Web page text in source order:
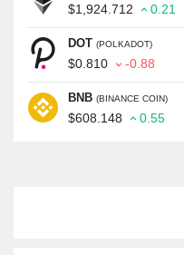
$1,924.712 0.21
DOT (POLKADOT)
$0.810 -0.88
BNB (BINANCE COIN)
$608.148 0.55